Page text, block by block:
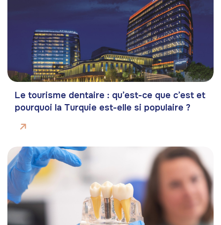
Le tourisme dentaire : qu’est-ce que c’est et
pourquoi la Turquie est-elle si populaire ?